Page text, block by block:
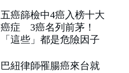
五癌篩檢中4癌入榜十大
癌症 3癌名列前茅！
「這些」都是危險因子
巴紐律師罹腸癌來台就